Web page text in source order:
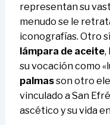
representan su
menudo se le
iconografías. Otro
lámpara de aceite,
su vocación como
palmasson otro
vinculado a San
ascético y su vida